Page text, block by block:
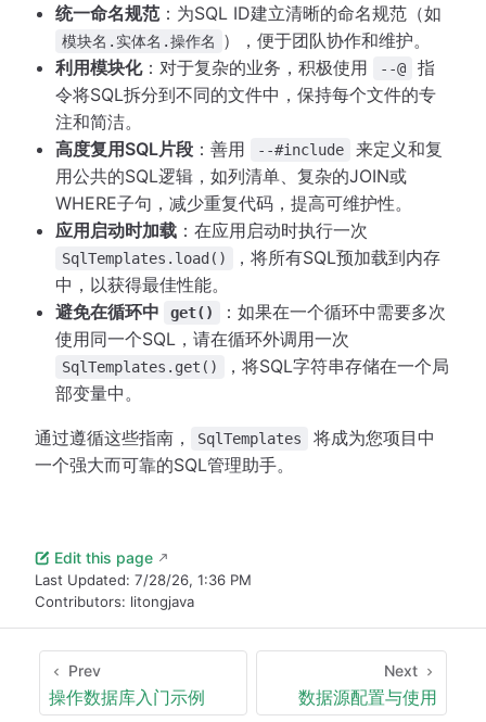
统一命名规范：为SQL ID建立清晰的命名规范（如
模块名.实体名.操作名
），便于团队协作和维护。
利用模块化：对于复杂的业务，积极使用 --@
指
令将SQL拆分到不同的文件中，保持每个文件的专
注和简洁。
高度复用SQL片段 ：善用 --#include
来定义和复
用公共的SQL逻辑，如列清单、复杂的JOIN或
WHERE子句，减少重复代码，提高可维护性。
应用启动时加载 ：在应用启动时执行一次
SqlTemplates.load()
，将所有SQL预加载到内存
中，以获得最佳性能。
避免在循环中
get()
：如果在一个循环中需要多次
使用同一个SQL，请在循环外调用一次
SqlTemplates.get()
，将SQL字符串存储在一个局
部变量中。
通过遵循这些指南， SqlTemplates
将成为您项目中
一个强大而可靠的SQL管理助手。
Edit this page
Last Updated: 7/28/26, 1:36 PM
Contributors: litongjava
Prev
操作数据库入门示例
Next
数据源配置与使用